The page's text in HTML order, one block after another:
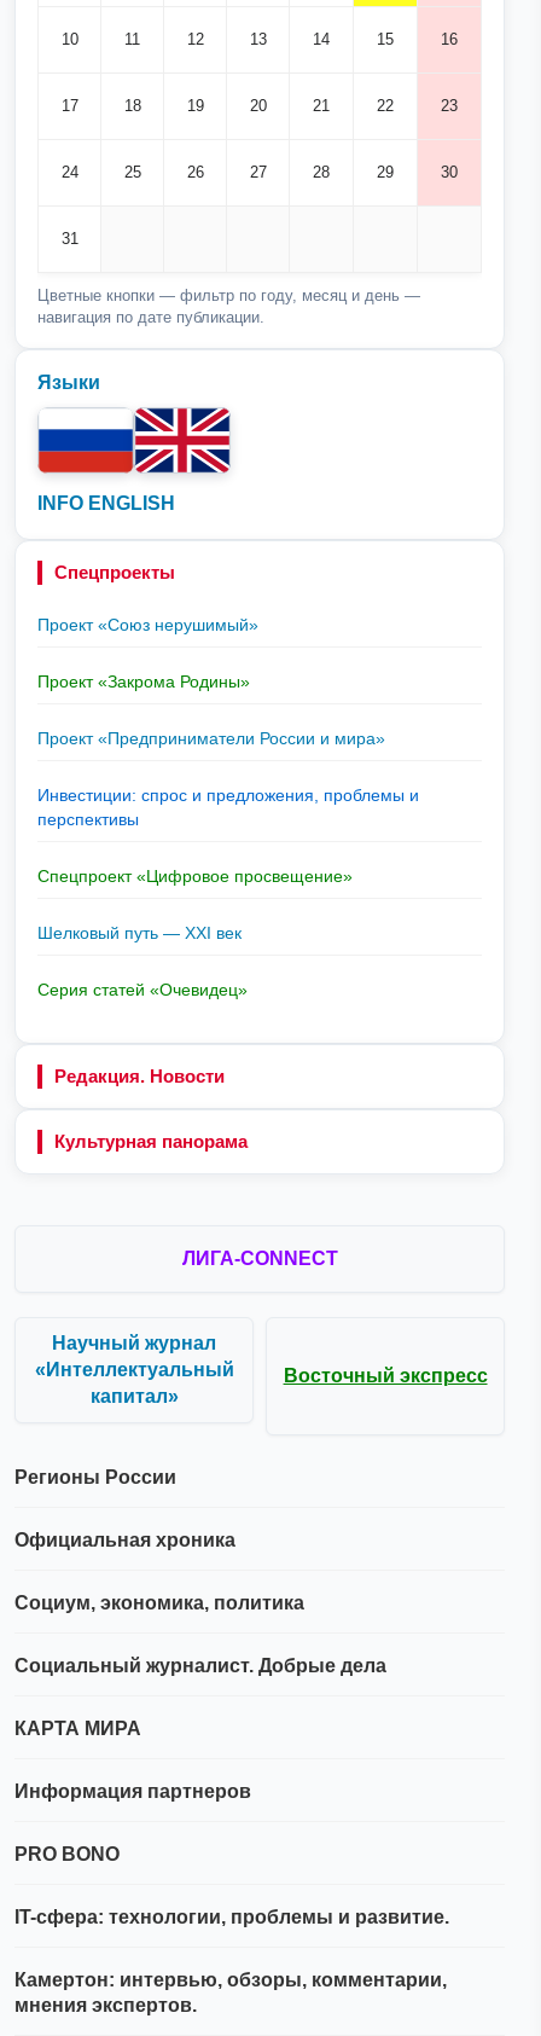
10 11 12 13 14 15 16
17 18 19 20 21 22 23
24 25 26 27 28 29 30
31
Цветные кнопки — фильтр по году, месяц и день —
навигация по дате публикации.
Языки
INFO ENGLISH
Спецпроекты
Проект «Союз нерушимый»
Проект «Закрома Родины»
Проект «Предприниматели России и мира»
Инвестиции: спрос и предложения, проблемы и
перспективы
Спецпроект «Цифровое просвещение»
Шелковый путь — XXI век
Серия статей «Очевидец»
Редакция. Новости
Культурная панорама
ЛИГА-CONNECT
Научный журнал
«Интеллектуальный
капитал»
Восточный экспресс
Регионы России
Официальная хроника
Социум, экономика, политика
Социальный журналист. Добрые дела
КАРТА МИРА
Информация партнеров
PRO BONO
IT-сфера: технологии, проблемы и развитие.
Камертон: интервью, обзоры, комментарии,
мнения экспертов.